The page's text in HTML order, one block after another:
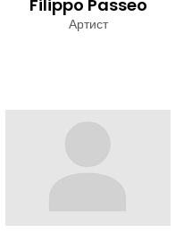
Filippo Passeo
Артист